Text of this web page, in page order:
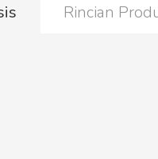
Rincian